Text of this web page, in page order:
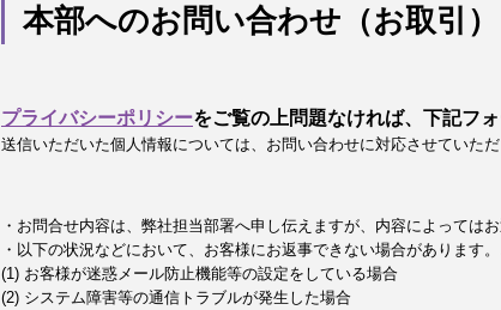
本部へのお問い合わせ（お取引）
プライバシーポリシーをご覧の上問題なければ、下記フ
送信いただいた個人情報については、お問い合わせに対応させていた
・お問合せ内容は、弊社担当部署へ申し伝えますが、内容によっては
・以下の状況などにおいて、お客様にお返事できない場合があります
(1) お客様が迷惑メール防止機能等の設定をしている場合
(2) システム障害等の通信トラブルが発生した場合